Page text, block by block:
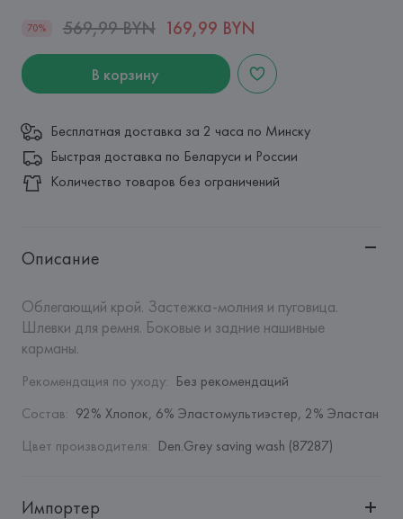
70% 569,99 BYN 169,99 BYN
В корзину
Бесплатная доставка за 2 часа по Минску
Быстрая доставка по Беларуси и России
Количество товаров без ограничений
Описание
Облегающий крой. Застежка-молния и пуговица.
Шлевки для ремня. Боковые и задние нашивные
карманы.
Рекомендация по уходу: Без рекомендаций
Состав: 92% Хлопок, 6% Эластомультиэстер, 2% Эластан
Цвет производителя: Den.Grey saving wash (87287)
Импортер